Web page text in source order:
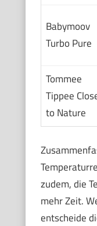
Babymoov
Turbo Pure
Tommee
Tippee
to Nature
zudem, die
mehr Zeit.
entscheide